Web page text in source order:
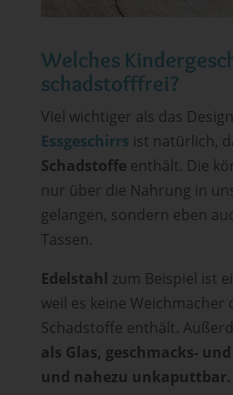
Welches
schadstofffrei?
Viel wichtiger als das
Essgeschirrs ist natürlich,
Schadstoffeenthält. Die
nur über die Nahrung in
gelangen, sondern eben
Tassen.
Edelstahl zum Beispiel ist
weil es keine Weichmacher
Schadstoffe enthält.
als Glas, geschmacks-
und nahezu unkaputtbar.